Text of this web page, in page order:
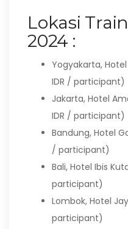
Lokasi
2024 :
Yogyakarta,
IDR / participant)
Jakarta, Hotel
IDR / participant)
Bandung, Hotel
/ participant)
Bali, Hotel Ibis
participant)
Lombok, Hotel
participant)